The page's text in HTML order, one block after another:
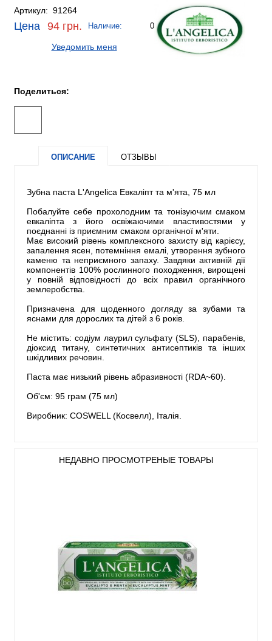
Артикул: 91264
Цена 94 грн. Наличие: 0
Уведомить меня
Поделиться:
ОПИСАНИЕ ОТЗЫВЫ
Зубна паста L'Angelica Евкаліпт та м'ята, 75 мл
Побалуйте себе прохолодним та тонізуючим смаком
евкаліпта з його освіжаючими властивостями у
поєднанні із приємним смаком органічної м'яти.
Має високий рівень комплексного захисту від карієсу,
запалення ясен, потемніння емалі, утворення зубного
каменю та неприємного запаху. Завдяки активній дії
компонентів 100% рослинного походження, вирощені
у повній відповідності до всіх правил органічного
землеробства.
Призначена для щоденного догляду за зубами та
яснами для дорослих та дітей з 6 років.
Не містить: содіум лаурил сульфату (SLS), парабенів,
діоксид титану, синтетичних антисептиків та інших
шкідливих речовин.
Паста має низький рівень абразивності (RDA~60).
Об'єм: 95 грам (75 мл)
Виробник: COSWELL (Косвелл), Італія.
НЕДАВНО ПРОСМОТРЕНЫЕ ТОВАРЫ